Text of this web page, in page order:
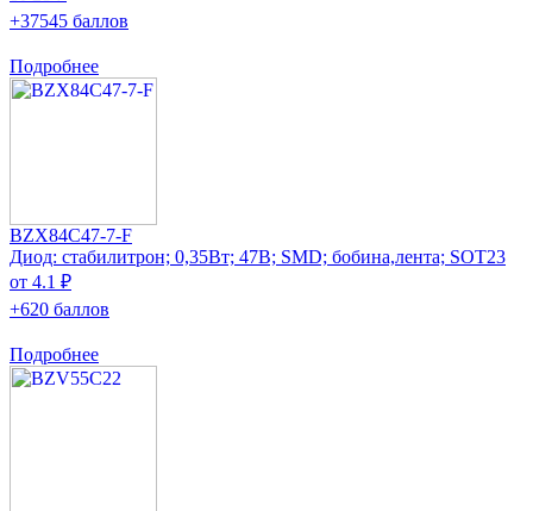
+37545 баллов
Подробнее
BZX84C47-7-F
Диод: стабилитрон; 0,35Вт; 47В; SMD; бобина,лента; SOT23
от 4.1 ₽
+620 баллов
Подробнее